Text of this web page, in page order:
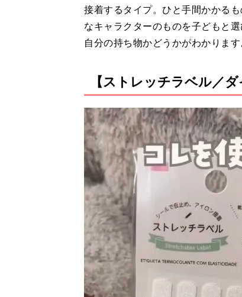
接着するタイプ。ひと手間かかる
なキャラクターのものを子どもと
自分の持ち物かどうかがわかりま
【ストレッチラベル／